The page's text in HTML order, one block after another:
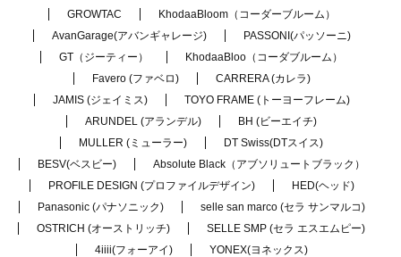
GROWTAC
KhodaaBloom（コーダーブルーム）
AvanGarage(アバンギャレージ)
PASSONI(パッソーニ)
GT（ジーティー）
KhodaaBloo（コーダブルーム）
Favero (ファベロ)
CARRERA (カレラ)
JAMIS (ジェイミス)
TOYO FRAME (トーヨーフレーム)
ARUNDEL (アランデル)
BH (ビーエイチ)
MULLER (ミューラー)
DT Swiss(DTスイス)
BESV(ベスビー)
Absolute Black（アブソリュートブラック）
PROFILE DESIGN (プロファイルデザイン)
HED(ヘッド)
Panasonic (パナソニック)
selle san marco (セラ サンマルコ)
OSTRICH (オーストリッチ)
SELLE SMP (セラ エスエムピー)
4iiii(フォーアイ)
YONEX(ヨネックス)